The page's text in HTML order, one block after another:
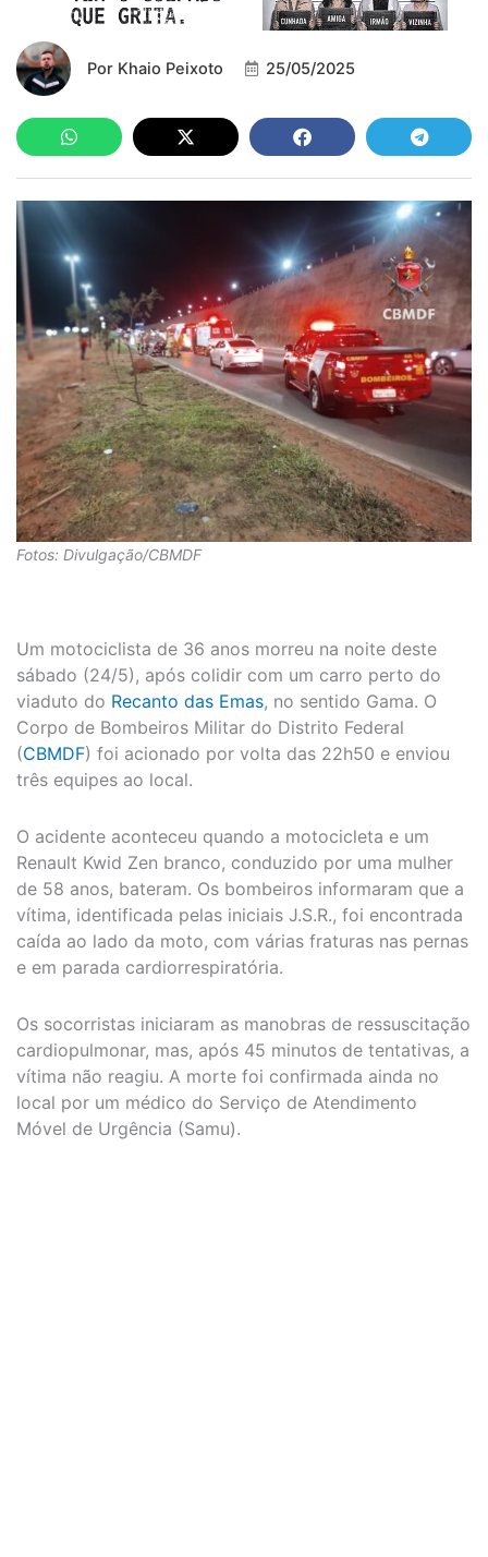
Por Khaio Peixoto 25/05/2025
Fotos: Divulgação/CBMDF
Um motociclista de 36 anos morreu na noite deste
sábado (24/5), após colidir com um carro perto do
viaduto do Recanto das Emas, no sentido Gama. O
Corpo de Bombeiros Militar do Distrito Federal
(CBMDF) foi acionado por volta das 22h50 e enviou
três equipes ao local.
O acidente aconteceu quando a motocicleta e um
Renault Kwid Zen branco, conduzido por uma mulher
de 58 anos, bateram. Os bombeiros informaram que a
vítima, identificada pelas iniciais J.S.R., foi encontrada
caída ao lado da moto, com várias fraturas nas pernas
e em parada cardiorrespiratória.
Os socorristas iniciaram as manobras de ressuscitação
cardiopulmonar, mas, após 45 minutos de tentativas, a
vítima não reagiu. A morte foi confirmada ainda no
local por um médico do Serviço de Atendimento
Móvel de Urgência (Samu).